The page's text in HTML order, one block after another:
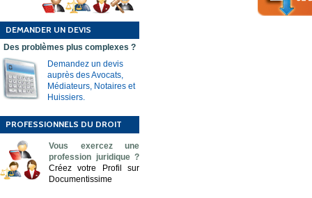
DEMANDER UN DEVIS
Des problèmes plus complexes ?
Demandez un devis
auprès des Avocats,
Médiateurs, Notaires et
Huissiers.
PROFESSIONNELS DU DROIT
Vous exercez une
profession juridique ?
Créez votre Profil sur
Documentissime